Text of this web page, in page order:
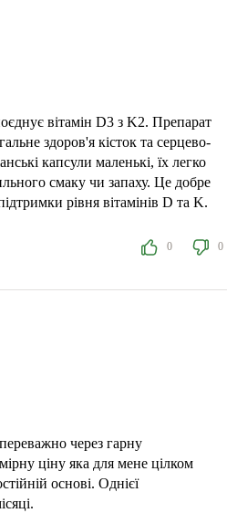
вітамін D3 з K2. Препарат
здоров'я кісток та серцево-
капсули маленькі, їх легко
смаку чи запаху. Це добре
рівня вітамінів D та K.
0 0
через гарну
ціну яка для мене цілком
основі. Однієї